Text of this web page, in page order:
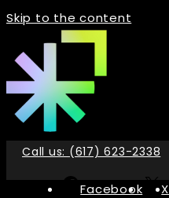
Skip to the content
Call us: (617) 623-2338
Facebook X